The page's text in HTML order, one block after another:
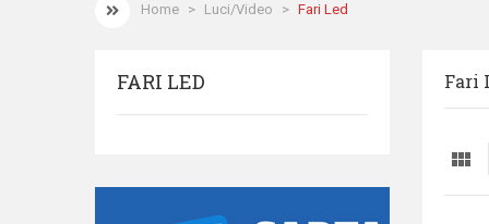
Home Luci/Video Fari Led
FARI LED Fari
view_module